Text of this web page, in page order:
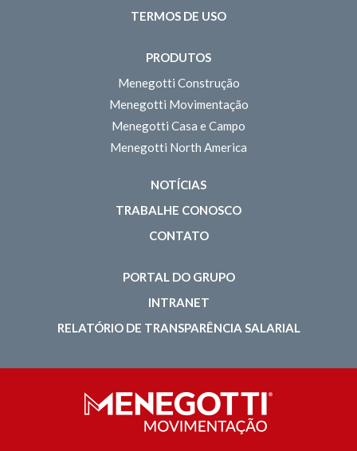
TERMOS DE USO
PRODUTOS
Menegotti Construção
Menegotti Movimentação
Menegotti Casa e Campo
Menegotti North America
NOTÍCIAS
TRABALHE CONOSCO
CONTATO
PORTAL DO GRUPO
INTRANET
RELATÓRIO DE TRANSPARÊNCIA SALARIAL